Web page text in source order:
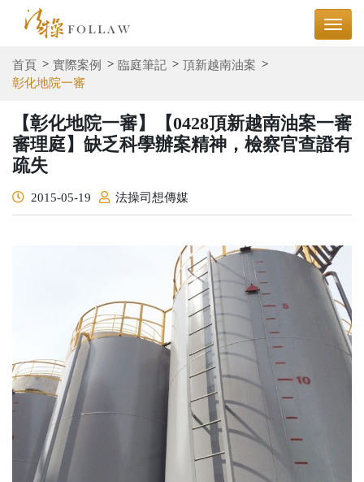
首頁 實際案例 臨庭筆記
頂新越南油案
彰化地院一審
【彰化地院一審】【0428頂新越南油案一審
審理庭】缺乏科學辦案精神，檢察官查證有
疏失
2015-05-19 法操司想傳媒